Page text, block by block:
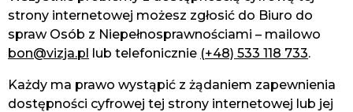
strony internetowej możesz zgłosić do Biuro do
spraw Osób z Niepełnosprawnościami – mailowo
bon@vizja.pl lub telefonicznie (+48) 533 118 733.
Każdy ma prawo wystąpić z żądaniem zapewnienia
dostępności cyfrowej tej strony internetowej lub jej